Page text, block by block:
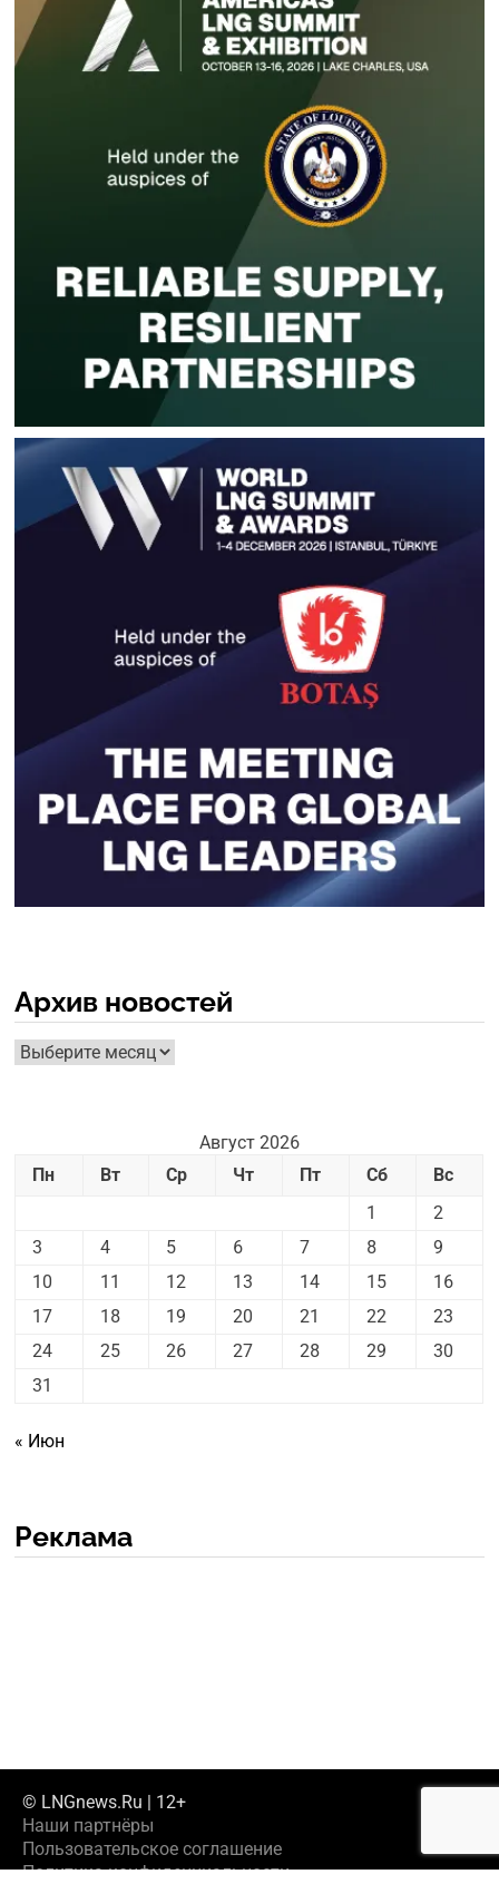
Архив новостей
Архив
новостей
Август 2026
Пн
Вт Ср Чт Пт Сб
Вс
1
2
3
4 5 6 7 8
9
10
11 12 13 14 15
16
17
18 19 20 21 22
23
24
25 26 27 28 29
30
31
« Июн
Реклама
© LNGnews.Ru | 12+
Наши партнёры
Пользовательское соглашение
Политика конфиденциальности